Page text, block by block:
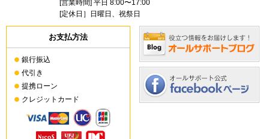
[営業時間] 平日 8:00〜17:00
[定休日］日曜日、祝祭日
お支払方法
銀行振込
代引き
提携ローン
クレジットカード